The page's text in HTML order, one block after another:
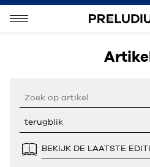
BEKIJK DE LAATSTE